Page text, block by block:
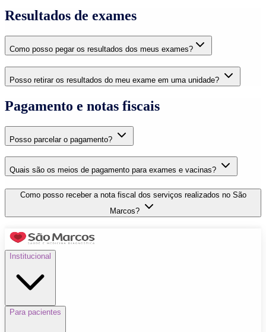
Resultados de exames
Como posso pegar os resultados dos meus exames?
Posso retirar os resultados do meu exame em uma unidade?
Pagamento e notas fiscais
Posso parcelar o pagamento?
Quais são os meios de pagamento para exames e vacinas?
Como posso receber a nota fiscal dos serviços realizados no São
Marcos?
Institucional
Para pacientes